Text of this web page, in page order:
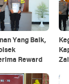
Yang Baik,
Reward